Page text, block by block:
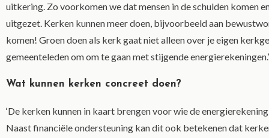
uitkering. Zo voorkomen we dat mensen in de schulden komen
uitgezet. Kerken kunnen meer doen, bijvoorbeeld aan
komen! Groen doen als kerk gaat niet alleen over je eigen
gemeenteleden om om te gaan met stijgende energierekeningen.’
Wat kunnen kerken concreet doen?
‘De kerken kunnen in kaart brengen voor wie de
Naast financiële ondersteuning kan dit ook betekenen dat